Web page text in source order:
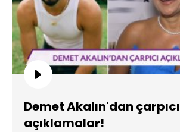
Demet Akalın'dan çarpıcı
açıklamalar!